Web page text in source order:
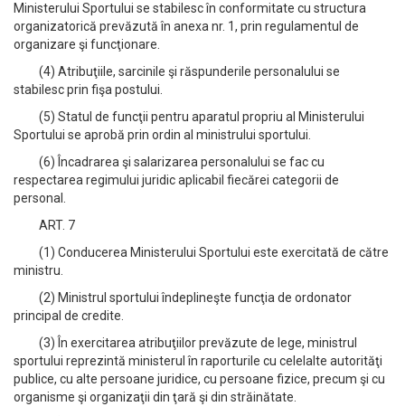
Ministerului Sportului se stabilesc în conformitate cu structura
organizatorică prevăzută în anexa nr. 1, prin regulamentul de
organizare şi funcţionare.
(4) Atribuţiile, sarcinile şi răspunderile personalului se
stabilesc prin fişa postului.
(5) Statul de funcţii pentru aparatul propriu al Ministerului
Sportului se aprobă prin ordin al ministrului sportului.
(6) Încadrarea şi salarizarea personalului se fac cu
respectarea regimului juridic aplicabil fiecărei categorii de
personal.
ART. 7
(1) Conducerea Ministerului Sportului este exercitată de către
ministru.
(2) Ministrul sportului îndeplineşte funcţia de ordonator
principal de credite.
(3) În exercitarea atribuţiilor prevăzute de lege, ministrul
sportului reprezintă ministerul în raporturile cu celelalte autorităţi
publice, cu alte persoane juridice, cu persoane fizice, precum şi cu
organisme şi organizaţii din ţară şi din străinătate.